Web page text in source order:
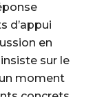
d’appui
en
sur le
moment